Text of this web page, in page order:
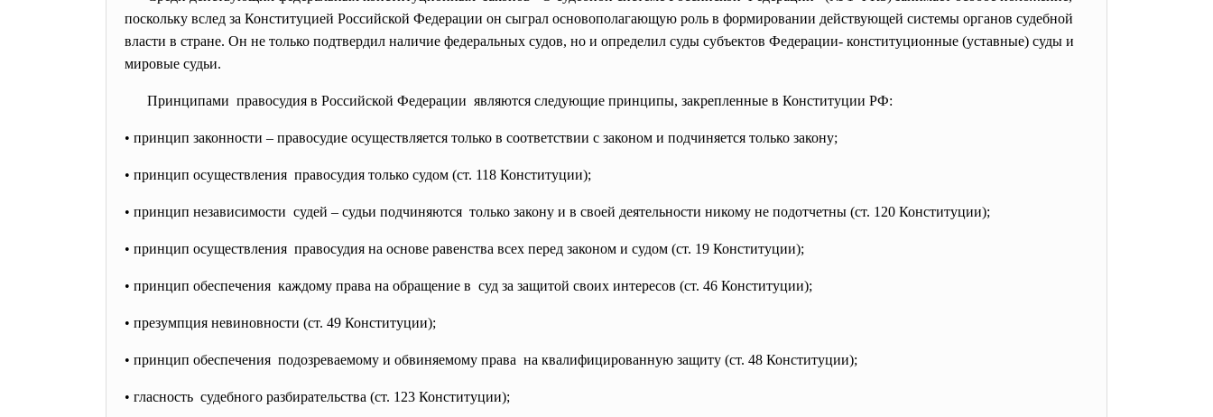
поскольку вслед за Конституцией Российской Федерации он сыграл основополагающую роль в формировании действующей системы органов судебной
власти в стране. Он не только подтвердил наличие федеральных судов, но и определил суды субъектов Федерации- конституционные (уставные) суды и
мировые судьи.
Принципами правосудия в Российской Федерации являются следующие принципы, закрепленные в Конституции РФ:
• принцип законности – правосудие осуществляется только в соответствии с законом и подчиняется только закону;
• принцип осуществления правосудия только судом (ст. 118 Конституции);
• принцип независимости судей – судьи подчиняются только закону и в своей деятельности никому не подотчетны (ст. 120 Конституции);
• принцип осуществления правосудия на основе равенства всех перед законом и судом (ст. 19 Конституции);
• принцип обеспечения каждому права на обращение в суд за защитой своих интересов (ст. 46 Конституции);
• презумпция невиновности (ст. 49 Конституции);
• принцип обеспечения подозреваемому и обвиняемому права на квалифицированную защиту (ст. 48 Конституции);
• гласность судебного разбирательства (ст. 123 Конституции);